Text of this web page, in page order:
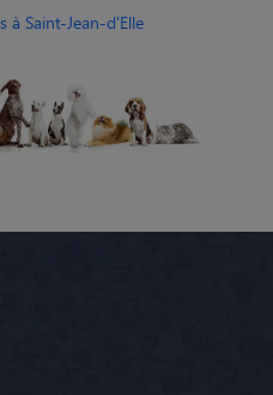
à Saint-Jean-d'Elle